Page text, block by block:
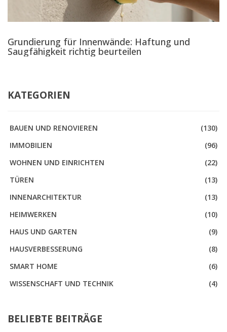
Grundierung für Innenwände: Haftung und
Saugfähigkeit richtig beurteilen
KATEGORIEN
BAUEN UND RENOVIEREN
(130)
IMMOBILIEN
(96)
WOHNEN UND EINRICHTEN
(22)
TÜREN
(13)
INNENARCHITEKTUR
(13)
HEIMWERKEN
(10)
HAUS UND GARTEN
(9)
HAUSVERBESSERUNG
(8)
SMART HOME
(6)
WISSENSCHAFT UND TECHNIK
(4)
BELIEBTE BEITRÄGE